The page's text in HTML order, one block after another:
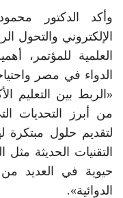
وأكد الدكتور
الإلكتروني والتحول
العلمية للمؤتمر،
الدواء في مصر
«الربط بين التعليم
من أبرز التحديات
لتقديم حلول مبتكرة
التقنيات الحديثة مثل
حيوية في العديد
الدوائية».